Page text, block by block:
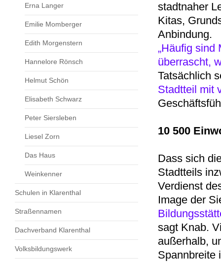
Erna Langer
Emilie Momberger
Edith Morgenstern
Hannelore Rönsch
Helmut Schön
Elisabeth Schwarz
Peter Siersleben
Liesel Zorn
Das Haus
Weinkenner
Schulen in Klarenthal
Straßennamen
Dachverband Klarenthal
Volksbildungswerk
stadtnaher
Kitas,
Anbindung.
„Häufig sind
überrascht,
Tatsächlich
Stadtteil mit
10 500
Dass sich
Stadtteils
Verdienst
Image der
sagt Knab.
außerhalb,
Spannbreite